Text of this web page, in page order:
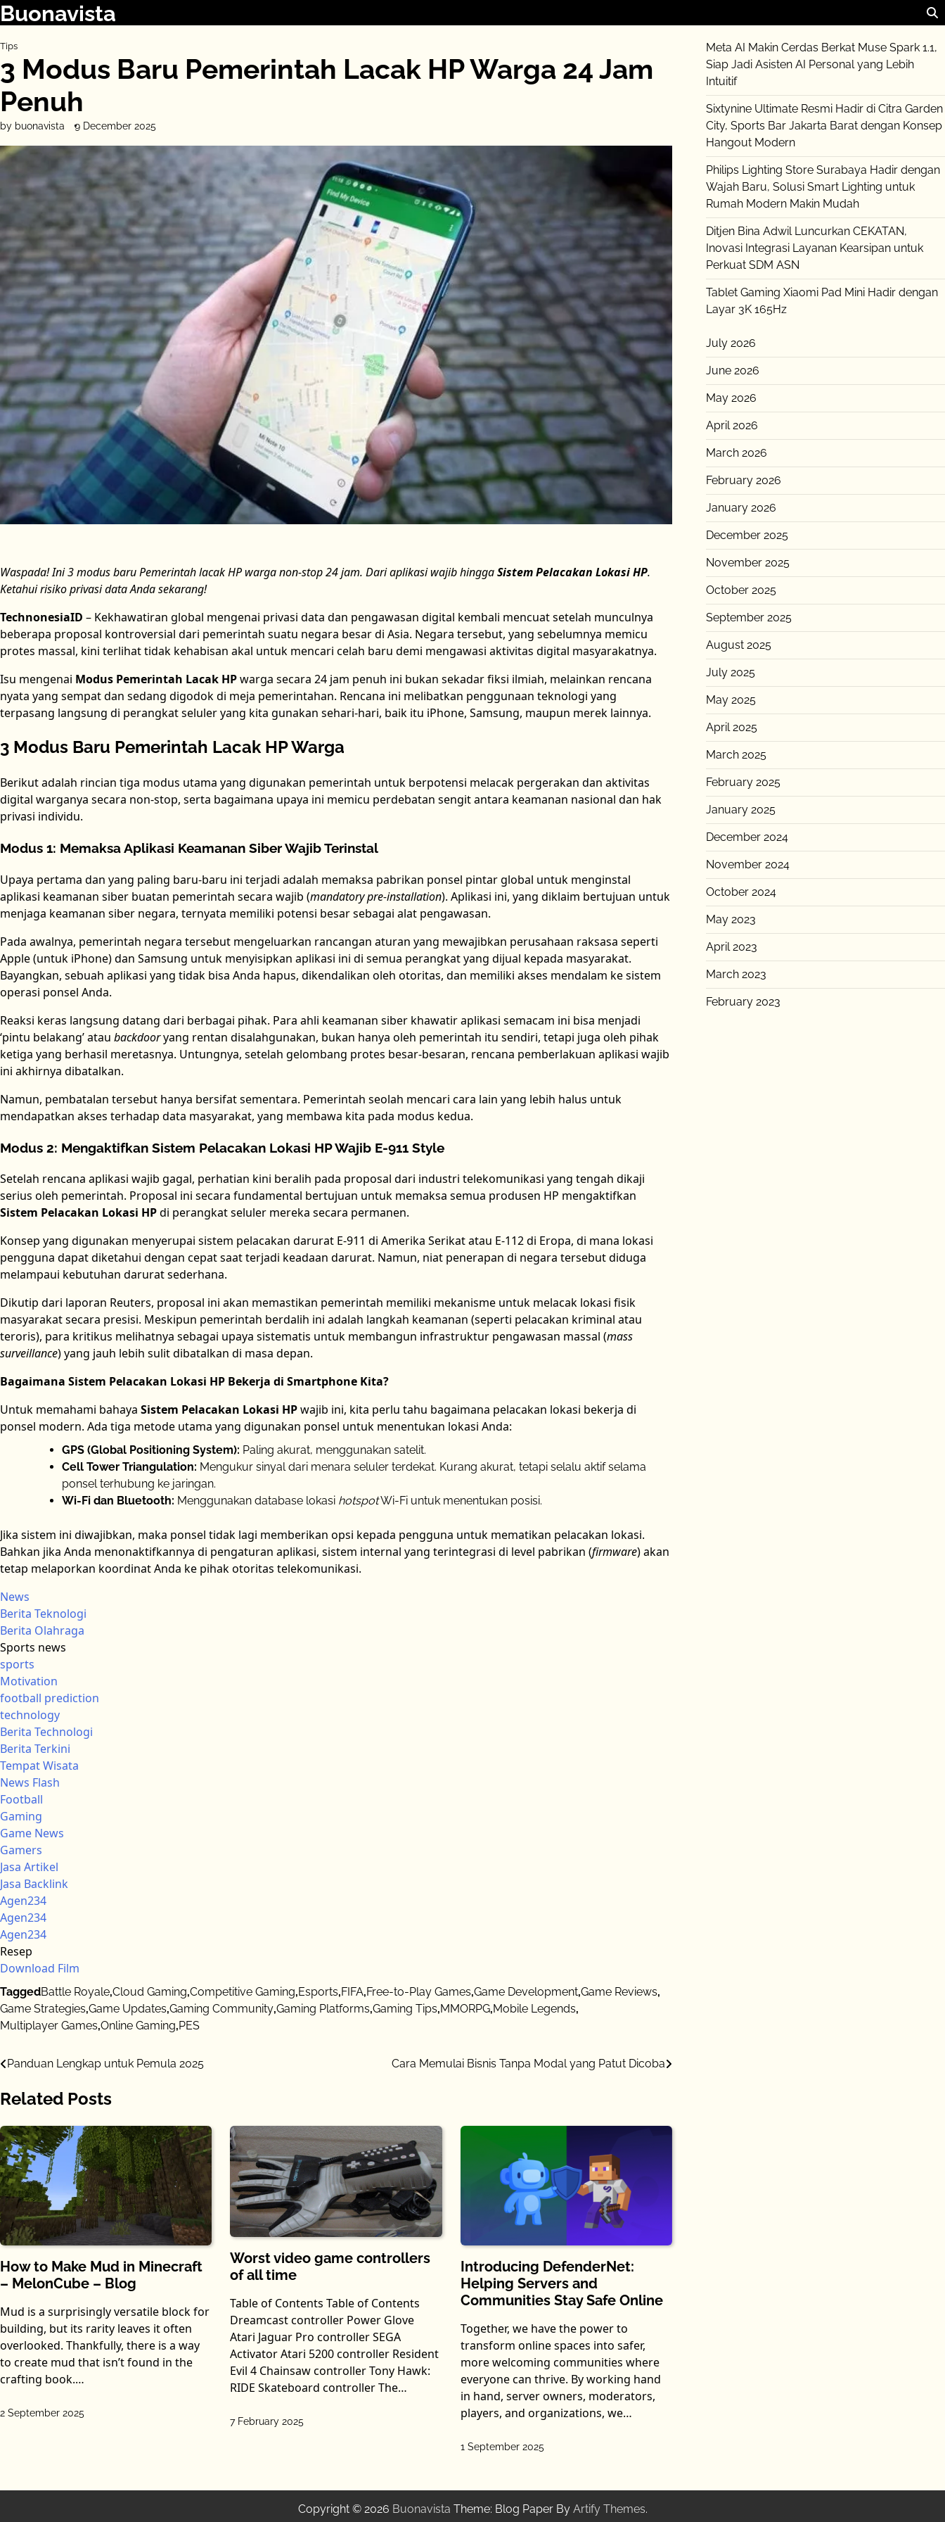
Skip
to
content
Buonavista
Tips
3 Modus Baru Pemerintah Lacak HP Warga 24 Jam
Penuh
by buonavista 9 December 2025
Waspada! Ini 3 modus baru Pemerintah lacak HP warga non-stop 24 jam. Dari aplikasi wajib hinggaSistem Pelacakan Lokasi HP.
Ketahui risiko privasi data Anda sekarang!
TechnonesiaID – Kekhawatiran global mengenai privasi data dan pengawasan digital kembali mencuat setelah munculnya
beberapa proposal kontroversial dari pemerintah suatu negara besar di Asia. Negara tersebut, yang sebelumnya memicu
protes massal, kini terlihat tidak kehabisan akal untuk mencari celah baru demi mengawasi aktivitas digital masyarakatnya.
Isu mengenai Modus Pemerintah Lacak HPwarga secara 24 jam penuh ini bukan sekadar fiksi ilmiah, melainkan rencana
nyata yang sempat dan sedang digodok di meja pemerintahan. Rencana ini melibatkan penggunaan teknologi yang
terpasang langsung di perangkat seluler yang kita gunakan sehari-hari, baik itu iPhone, Samsung, maupun merek lainnya.
3 Modus Baru Pemerintah Lacak HP Warga
Berikut adalah rincian tiga modus utama yang digunakan pemerintah untuk berpotensi melacak pergerakan dan aktivitas
digital warganya secara non-stop, serta bagaimana upaya ini memicu perdebatan sengit antara keamanan nasional dan hak
privasi individu.
Modus 1: Memaksa Aplikasi Keamanan Siber Wajib Terinstal
Upaya pertama dan yang paling baru-baru ini terjadi adalah memaksa pabrikan ponsel pintar global untuk menginstal
aplikasi keamanan siber buatan pemerintah secara wajib (mandatory pre-installation). Aplikasi ini, yang diklaim bertujuan untuk
menjaga keamanan siber negara, ternyata memiliki potensi besar sebagai alat pengawasan.
Pada awalnya, pemerintah negara tersebut mengeluarkan rancangan aturan yang mewajibkan perusahaan raksasa seperti
Apple (untuk iPhone) dan Samsung untuk menyisipkan aplikasi ini di semua perangkat yang dijual kepada masyarakat.
Bayangkan, sebuah aplikasi yang tidak bisa Anda hapus, dikendalikan oleh otoritas, dan memiliki akses mendalam ke sistem
operasi ponsel Anda.
Reaksi keras langsung datang dari berbagai pihak. Para ahli keamanan siber khawatir aplikasi semacam ini bisa menjadi
‘pintu belakang’ atau backdooryang rentan disalahgunakan, bukan hanya oleh pemerintah itu sendiri, tetapi juga oleh pihak
ketiga yang berhasil meretasnya. Untungnya, setelah gelombang protes besar-besaran, rencana pemberlakuan aplikasi wajib
ini akhirnya dibatalkan.
Namun, pembatalan tersebut hanya bersifat sementara. Pemerintah seolah mencari cara lain yang lebih halus untuk
mendapatkan akses terhadap data masyarakat, yang membawa kita pada modus kedua.
Modus 2: Mengaktifkan Sistem Pelacakan Lokasi HP Wajib E-911 Style
Setelah rencana aplikasi wajib gagal, perhatian kini beralih pada proposal dari industri telekomunikasi yang tengah dikaji
serius oleh pemerintah. Proposal ini secara fundamental bertujuan untuk memaksa semua produsen HP mengaktifkan
Sistem Pelacakan Lokasi HPdi perangkat seluler mereka secara permanen.
Konsep yang digunakan menyerupai sistem pelacakan darurat E-911 di Amerika Serikat atau E-112 di Eropa, di mana lokasi
pengguna dapat diketahui dengan cepat saat terjadi keadaan darurat. Namun, niat penerapan di negara tersebut diduga
melampaui kebutuhan darurat sederhana.
Dikutip dari laporan Reuters, proposal ini akan memastikan pemerintah memiliki mekanisme untuk melacak lokasi fisik
masyarakat secara presisi. Meskipun pemerintah berdalih ini adalah langkah keamanan (seperti pelacakan kriminal atau
teroris), para kritikus melihatnya sebagai upaya sistematis untuk membangun infrastruktur pengawasan massal (mass
surveillance) yang jauh lebih sulit dibatalkan di masa depan.
Bagaimana Sistem Pelacakan Lokasi HP Bekerja di Smartphone Kita?
Untuk memahami bahaya Sistem Pelacakan Lokasi HPwajib ini, kita perlu tahu bagaimana pelacakan lokasi bekerja di
ponsel modern. Ada tiga metode utama yang digunakan ponsel untuk menentukan lokasi Anda:
GPS (Global Positioning System): Paling akurat, menggunakan satelit.
Cell Tower Triangulation: Mengukur sinyal dari menara seluler terdekat. Kurang akurat, tetapi selalu aktif selama
ponsel terhubung ke jaringan.
Wi-Fi dan Bluetooth: Menggunakan database lokasi hotspotWi-Fi untuk menentukan posisi.
Jika sistem ini diwajibkan, maka ponsel tidak lagi memberikan opsi kepada pengguna untuk mematikan pelacakan lokasi.
Bahkan jika Anda menonaktifkannya di pengaturan aplikasi, sistem internal yang terintegrasi di level pabrikan (firmware) akan
tetap melaporkan koordinat Anda ke pihak otoritas telekomunikasi.
News
Berita Teknologi
Berita Olahraga
Sports news
sports
Motivation
football prediction
technology
Berita Technologi
Berita Terkini
Tempat Wisata
News Flash
Football
Gaming
Game News
Gamers
Jasa Artikel
Jasa Backlink
Agen234
Agen234
Agen234
Resep
Download Film
TaggedBattle Royale,Cloud Gaming,Competitive Gaming,Esports,FIFA,Free-to-Play Games,Game Development,Game Reviews,
Game Strategies,Game Updates,Gaming Community,Gaming Platforms,Gaming Tips,MMORPG,Mobile Legends,
Multiplayer Games,Online Gaming,PES
Post
navigation
Panduan Lengkap untuk Pemula 2025 Cara Memulai Bisnis Tanpa Modal yang Patut Dicoba
Related Posts
How to Make Mud in Minecraft
– MelonCube – Blog
Mud is a surprisingly versatile block for
building, but its rarity leaves it often
overlooked. Thankfully, there is a way
to create mud that isn’t found in the
crafting book.…
2 September 2025
Worst video game controllers
of all time
Table of Contents Table of Contents
Dreamcast controller Power Glove
Atari Jaguar Pro controller SEGA
Activator Atari 5200 controller Resident
Evil 4 Chainsaw controller Tony Hawk:
RIDE Skateboard controller The…
7 February 2025
Introducing DefenderNet:
Helping Servers and
Communities Stay Safe Online
Together, we have the power to
transform online spaces into safer,
more welcoming communities where
everyone can thrive. By working hand
in hand, server owners, moderators,
players, and organizations, we…
1 September 2025
Meta AI Makin Cerdas Berkat Muse Spark 1.1,
Siap Jadi Asisten AI Personal yang Lebih
Intuitif
Sixtynine Ultimate Resmi Hadir di Citra Garden
City, Sports Bar Jakarta Barat dengan Konsep
Hangout Modern
Philips Lighting Store Surabaya Hadir dengan
Wajah Baru, Solusi Smart Lighting untuk
Rumah Modern Makin Mudah
Ditjen Bina Adwil Luncurkan CEKATAN,
Inovasi Integrasi Layanan Kearsipan untuk
Perkuat SDM ASN
Tablet Gaming Xiaomi Pad Mini Hadir dengan
Layar 3K 165Hz
July 2026
June 2026
May 2026
April 2026
March 2026
February 2026
January 2026
December 2025
November 2025
October 2025
September 2025
August 2025
July 2025
May 2025
April 2025
March 2025
February 2025
January 2025
December 2024
November 2024
October 2024
May 2023
April 2023
March 2023
February 2023
Copyright © 2026 Buonavista Theme: Blog Paper By Artify Themes.